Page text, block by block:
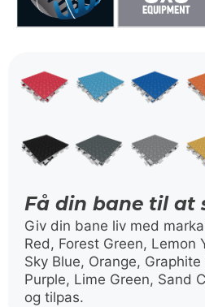
Få din bane til at
Giv din bane liv med
Red, Forest Green, Lemon
Sky Blue, Orange,
Purple, Lime Green, Sand
og tilpas.